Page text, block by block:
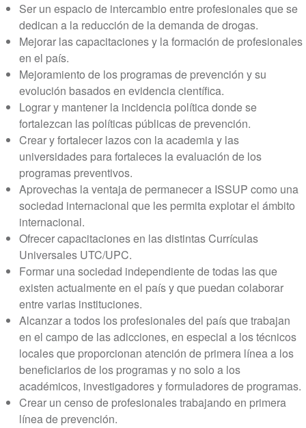
Ser un espacio de intercambio entre profesionales que se
dedican a la reducción de la demanda de drogas.
Mejorar las capacitaciones y la formación de profesionales
en el país.
Mejoramiento de los programas de prevención y su
evolución basados en evidencia científica.
Lograr y mantener la incidencia política donde se
fortalezcan las políticas públicas de prevención.
Crear y fortalecer lazos con la academia y las
universidades para fortaleces la evaluación de los
programas preventivos.
Aprovechas la ventaja de permanecer a ISSUP como una
sociedad internacional que les permita explotar el ámbito
internacional.
Ofrecer capacitaciones en las distintas Currículas
Universales UTC/UPC.
Formar una sociedad independiente de todas las que
existen actualmente en el país y que puedan colaborar
entre varias instituciones.
Alcanzar a todos los profesionales del país que trabajan
en el campo de las adicciones, en especial a los técnicos
locales que proporcionan atención de primera línea a los
beneficiarios de los programas y no solo a los
académicos, investigadores y formuladores de programas.
Crear un censo de profesionales trabajando en primera
línea de prevención.